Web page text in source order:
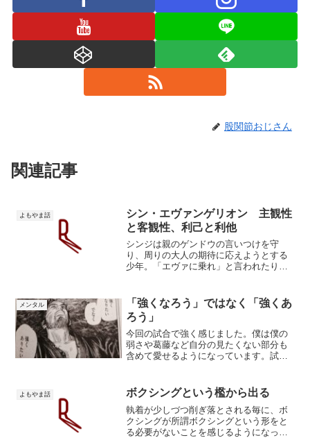
股関節おじさん
関連記事
よもやま話
シン・エヴァンゲリオン 主観性
と客観性、利己と利他
シンジは親のゲンドウの言いつけを守
り、周りの大人の期待に応えようとする
少年。「エヴァに乗れ」と言われたり
フィールド（自我）に守られながら成
長。ゲンドウの目指す世界は神...
メンタル
「強くなろう」ではなく「強くあ
ろう」
今回の試合で強く感じました。僕は僕の
弱さや葛藤など自分の見たくない部分も
含めて愛せるようになっています。試合
過程で発見した心理的な重圧を和らげる
マインドを共有します。未...
よもやま話 ボクシングという檻から出る
執着が少しづつ削ぎ落とされる毎に、ボ
クシングが所謂ボクシングという形をと
る必要がないことを感じるようになって